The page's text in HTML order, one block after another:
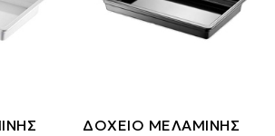
ΔΟΧΕΙΟ ΜΕΛΑΜΙΝΗΣ